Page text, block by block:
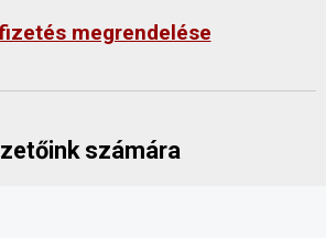
megrendelése
számára